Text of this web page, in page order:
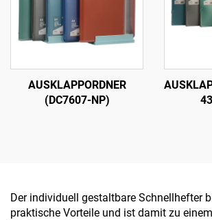
AUSKLAPPORDNER
(DC7607-NP)
Der individuell gestaltbare Schnellhefter
praktische Vorteile und ist damit zu